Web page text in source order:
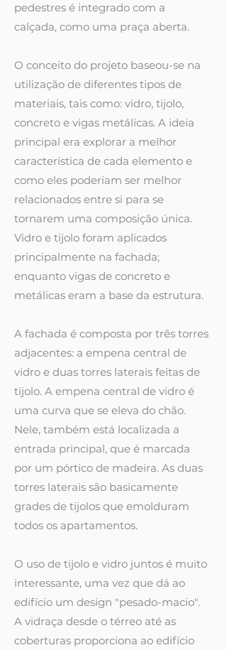
pedestres é integrado com a
calçada, como uma praça aberta.
O conceito do projeto baseou-se na
utilização de diferentes tipos de
materiais, tais como: vidro, tijolo,
concreto e vigas metálicas. A ideia
principal era explorar a melhor
característica de cada elemento e
como eles poderiam ser melhor
relacionados entre si para se
tornarem uma composição única.
Vidro e tijolo foram aplicados
principalmente na fachada;
enquanto vigas de concreto e
metálicas eram a base da estrutura.
A fachada é composta por três torres
adjacentes: a empena central de
vidro e duas torres laterais feitas de
tijolo. A empena central de vidro é
uma curva que se eleva do chão.
Nele, também está localizada a
entrada principal, que é marcada
por um pórtico de madeira. As duas
torres laterais são basicamente
grades de tijolos que emolduram
todos os apartamentos.
O uso de tijolo e vidro juntos é muito
interessante, uma vez que dá ao
edifício um design "pesado-macio".
A vidraça desde o térreo até as
coberturas proporciona ao edifício